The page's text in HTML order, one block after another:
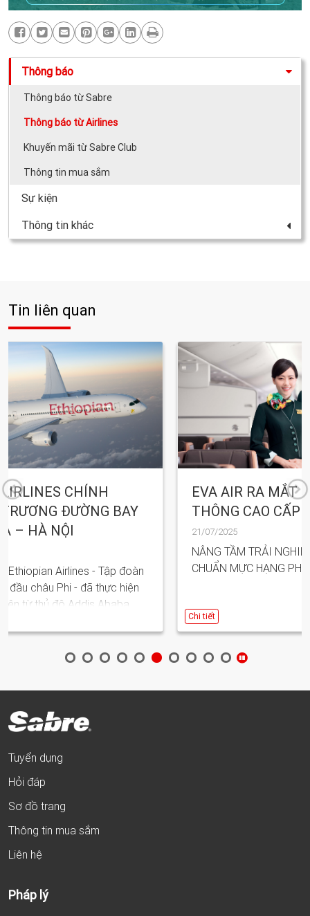
Thông báo
Thông báo từ Sabre
Thông báo từ Airlines
Khuyến mãi từ Sabre Club
Thông tin mua sắm
Sự kiện
Thông tin khác
Tin liên quan
EVA AIR RA MẮT KHOANG PHỔ
THÔNG CAO CẤP THẾ HỆ THỨ TƯ
21/07/2025
NÂNG TẦM TRẢI NGHIỆM, TÁI ĐỊNH NGHĨA
CHUẨN MỰC HẠNG PHỔ THÔNG CAO CẤP
Tuyển dụng
Hỏi đáp
Sơ đồ trang
Thông tin mua sắm
Liên hệ
Pháp lý